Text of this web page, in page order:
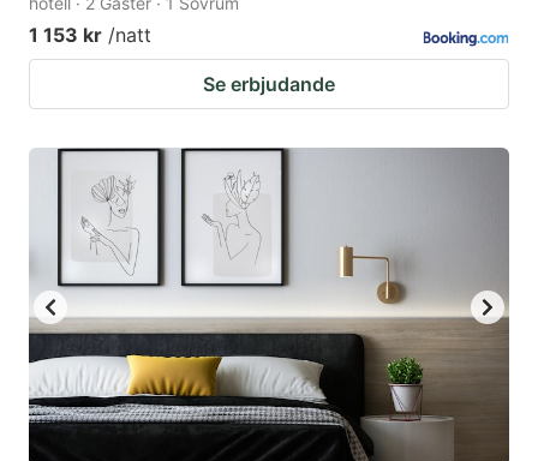
1 153 kr /natt
Se erbjudande